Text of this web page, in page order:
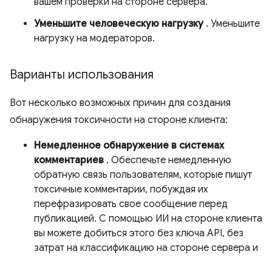
Уменьшите человеческую нагрузку. Уменьшите
нагрузку на модераторов.
Варианты использования
Вот несколько возможных причин для создания
обнаружения токсичности на стороне клиента:
Немедленное обнаружение в системах
комментариев . Обеспечьте немедленную
обратную связь пользователям, которые пишут
токсичные комментарии, побуждая их
перефразировать свое сообщение перед
публикацией. С помощью ИИ на стороне клиента
вы можете добиться этого без ключа API, без
затрат на классификацию на стороне сервера и